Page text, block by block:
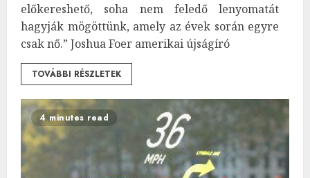
előkereshető, soha nem feledő lenyomatát
hagyják mögöttünk, amely az évek során egyre
csak nő.” Joshua Foer amerikai újságíró
TOVÁBBI RÉSZLETEK
4 minutes read